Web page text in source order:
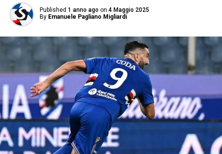
Published 1 anno ago on 4 Maggio 2025
By Emanuele Pagliano Migliardi